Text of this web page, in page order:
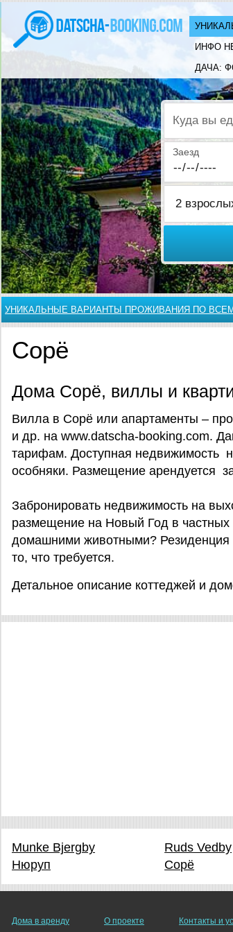
ИНФО
ДАЧА:
Куда вы
Заезд
УНИКАЛЬНЫЕ ВАРИАНТЫ ПРОЖИВАНИЯ ПО
Сорё
Дома Сорё, виллы и
Вилла в Сорё или апартаменты –
и др. на www.datscha-booking.com.
тарифам. Доступная недвижимость
особняки. Размещение арендуется
Забронировать недвижимость на
размещение на Новый Год в
домашними животными?
то, что требуется.
Детальное описание коттеджей и
Munke Bjergby Ruds Vedby
Нюруп
Сорё
Дома в аренду О проекте Контакты и